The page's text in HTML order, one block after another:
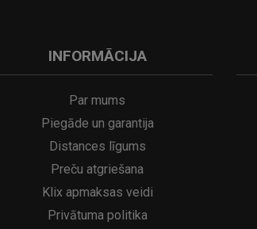
INFORMĀCIJA
Par mums
Piegāde un garantija
Distances līgums
Preču atgriešana
Klix apmaksas veidi
Privātuma politika